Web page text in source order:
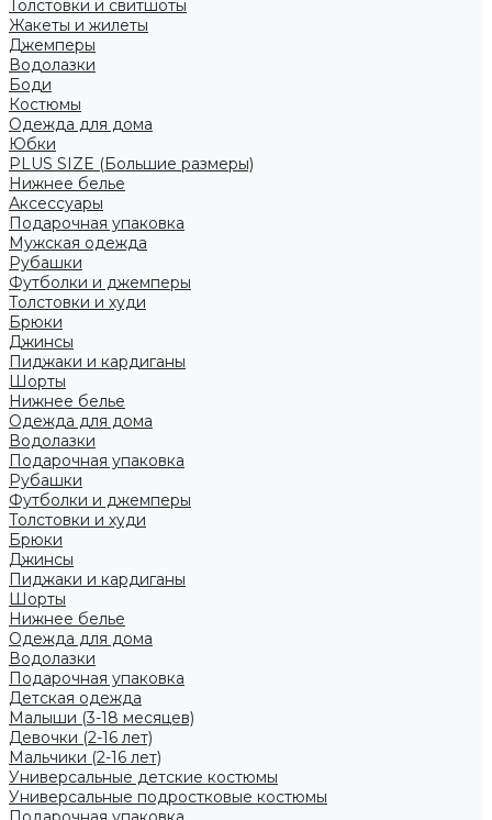
Толстовки и свитшоты
Жакеты и жилеты
Джемперы
Водолазки
Боди
Костюмы
Одежда для дома
Юбки
PLUS SIZE (Большие размеры)
Нижнее белье
Аксессуары
Подарочная упаковка
Мужская одежда
Рубашки
Футболки и джемперы
Толстовки и худи
Брюки
Джинсы
Пиджаки и кардиганы
Шорты
Нижнее белье
Одежда для дома
Водолазки
Подарочная упаковка
Рубашки
Футболки и джемперы
Толстовки и худи
Брюки
Джинсы
Пиджаки и кардиганы
Шорты
Нижнее белье
Одежда для дома
Водолазки
Подарочная упаковка
Детская одежда
Малыши (3-18 месяцев)
Девочки (2-16 лет)
Мальчики (2-16 лет)
Универсальные детские костюмы
Универсальные подростковые костюмы